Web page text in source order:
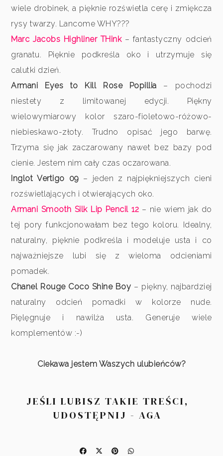
wiele drobinek, a pięknie rozświetla cerę i zmiękcza
rysy twarzy. Lancome WHY???
Marc Jacobs Highliner THink – fantastyczny odcień
granatu. Pięknie podkreśla oko i utrzymuje się
calutki dzień.
Armani Eyes to Kill Rose Popillia – pochodzi
niestety z limitowanej edycji. Piękny
wielowymiarowy kolor szaro-fioletowo-różowo-
niebieskawo-złoty. Trudno opisać jego barwę.
Trzyma się jak zaczarowany nawet bez bazy pod
cienie. Jestem nim cały czas oczarowana.
Inglot Vertigo 09 – jeden z najpiękniejszych cieni
rozświetlających i otwierających oko.
Armani Smooth Silk Lip Pencil 12 – nie wiem jak do
tej pory funkcjonowałam bez tego koloru. Idealny,
naturalny, pięknie podkreśla i modeluje usta i co
najważniejsze lubi się z wieloma odcieniami
pomadek.
Chanel Rouge Coco Shine Boy – piękny, najbardziej
naturalny odcień pomadki w kolorze nude.
Pięlęgnuje i nawilża usta. Generuje wiele
komplementów :-)
Ciekawa jestem Waszych ulubieńców?
JEŚLI LUBISZ TAKIE TREŚCI,
UDOSTĘPNIJ - AGA